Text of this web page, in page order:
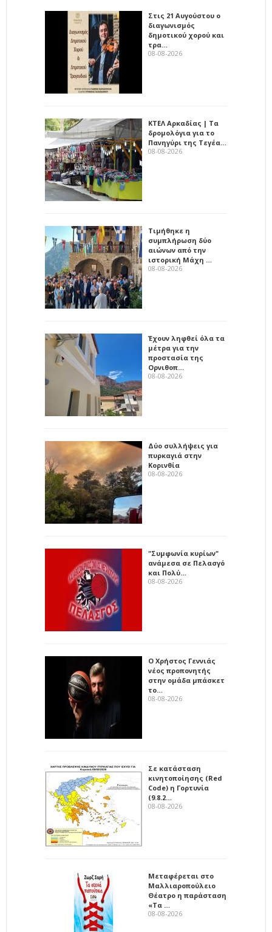
Στις 21 Αυγούστου ο
διαγωνισμός
δημοτικού χορού και
τρα…
08-08-2026
ΚΤΕΛ Αρκαδίας | Τα
δρομολόγια για το
Πανηγύρι της Τεγέα…
08-08-2026
Τιμήθηκε η
συμπλήρωση δύο
αιώνων από την
ιστορική Μάχη …
08-08-2026
Έχουν ληφθεί όλα τα
μέτρα για την
προστασία της
Ορνιθοπ…
08-08-2026
Δύο συλλήψεις για
πυρκαγιά στην
Κορινθία
08-08-2026
"Συμφωνία κυρίων"
ανάμεσα σε Πελασγό
και Πολύ…
08-08-2026
Ο Χρήστος Γεννιάς
νέος προπονητής
στην ομάδα μπάσκετ
το…
08-08-2026
Σε κατάσταση
κινητοποίησης (Red
Code) η Γορτυνία
(9.8.2…
08-08-2026
Μεταφέρεται στο
Μαλλιαροπούλειο
Θέατρο η παράσταση
«Τα …
08-08-2026